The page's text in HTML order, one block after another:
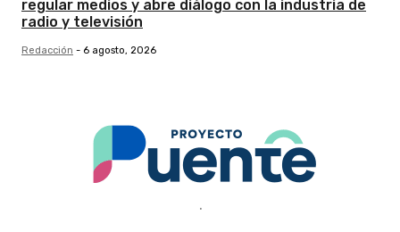
regular medios y abre diálogo con la industria de
radio y televisión
Redacción - 6 agosto, 2026
.